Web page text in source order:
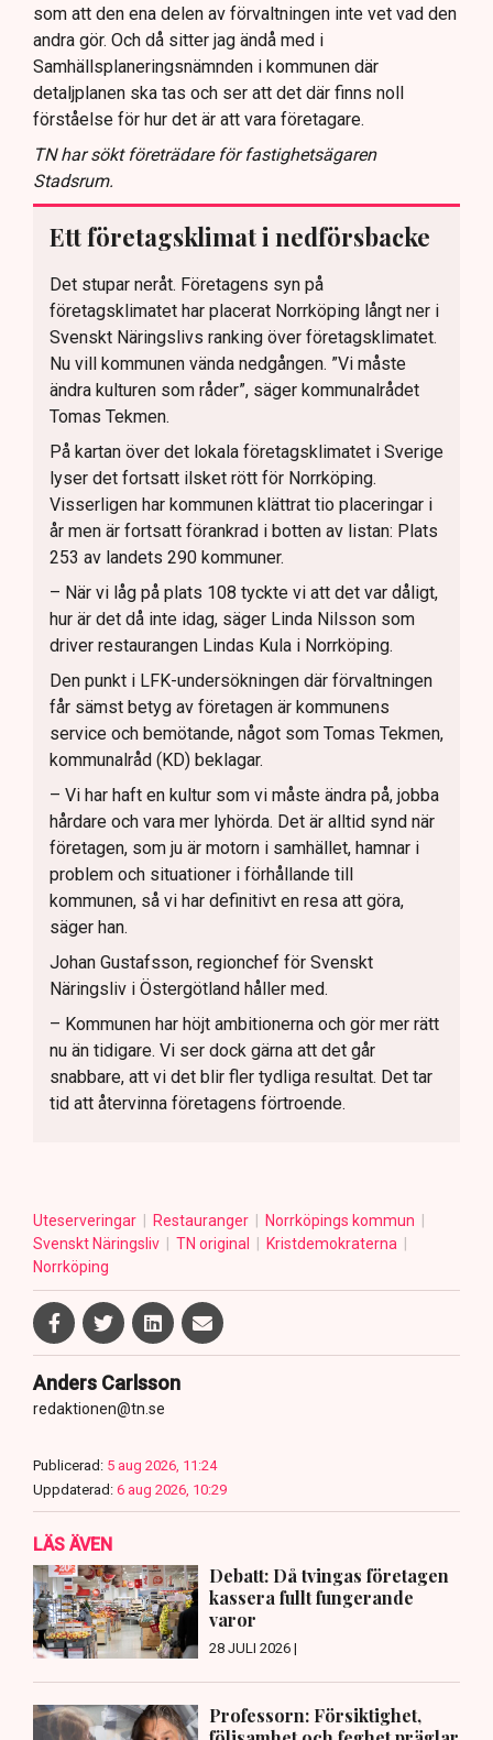
som att den ena delen av förvaltningen inte vet vad den
andra gör. Och då sitter jag ändå med i
Samhällsplaneringsnämnden i kommunen där
detaljplanen ska tas och ser att det där finns noll
förståelse för hur det är att vara företagare.
TN har sökt företrädare för fastighetsägaren
Stadsrum.
Ett företagsklimat i nedförsbacke
Det stupar neråt. Företagens syn på
företagsklimatet har placerat Norrköping långt ner i
Svenskt Näringslivs ranking över företagsklimatet.
Nu vill kommunen vända nedgången. ”Vi måste
ändra kulturen som råder”, säger kommunalrådet
Tomas Tekmen.
På kartan över det lokala företagsklimatet i Sverige
lyser det fortsatt ilsket rött för Norrköping.
Visserligen har kommunen klättrat tio placeringar i
år men är fortsatt förankrad i botten av listan: Plats
253 av landets 290 kommuner.
– När vi låg på plats 108 tyckte vi att det var dåligt,
hur är det då inte idag, säger Linda Nilsson som
driver restaurangen Lindas Kula i Norrköping.
Den punkt i LFK-undersökningen där förvaltningen
får sämst betyg av företagen är kommunens
service och bemötande, något som Tomas Tekmen,
kommunalråd (KD) beklagar.
– Vi har haft en kultur som vi måste ändra på, jobba
hårdare och vara mer lyhörda. Det är alltid synd när
företagen, som ju är motorn i samhället, hamnar i
problem och situationer i förhållande till
kommunen, så vi har definitivt en resa att göra,
säger han.
Johan Gustafsson, regionchef för Svenskt
Näringsliv i Östergötland håller med.
– Kommunen har höjt ambitionerna och gör mer rätt
nu än tidigare. Vi ser dock gärna att det går
snabbare, att vi det blir fler tydliga resultat. Det tar
tid att återvinna företagens förtroende.
Uteserveringar Restauranger
Norrköpings kommun
Svenskt Näringsliv
TN original
Kristdemokraterna
Norrköping
Anders Carlsson
redaktionen@tn.se
Publicerad: 5 aug 2026, 11:24
Uppdaterad: 6 aug 2026, 10:29
LÄS ÄVEN
Debatt: Då tvingas företagen
kassera fullt fungerande
varor
28 JULI 2026 |
Professorn: Försiktighet,